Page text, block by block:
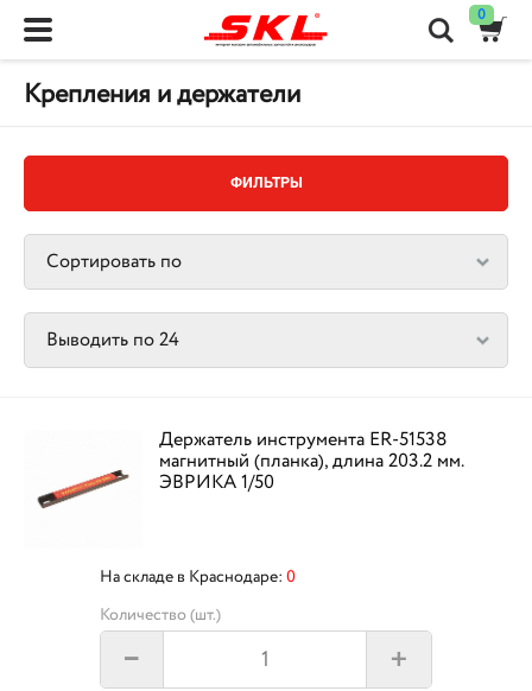
0
Крепления и держатели
ФИЛЬТРЫ
Держатель инструмента ER-51538
магнитный (планка), длина 203.2 мм.
ЭВРИКА 1/50
На складе в Краснодаре: 0
Количество (шт.)
– +